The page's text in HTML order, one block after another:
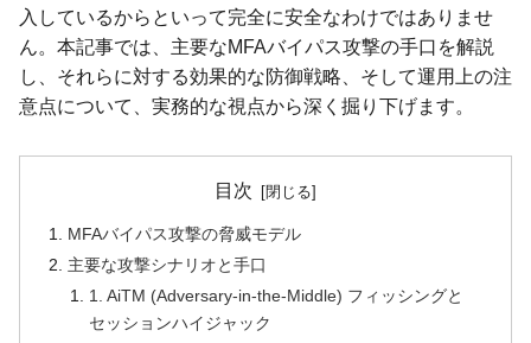
入しているからといって完全に安全なわけではありませ
ん。本記事では、主要なMFAバイパス攻撃の手口を解説
し、それらに対する効果的な防御戦略、そして運用上の注
意点について、実務的な視点から深く掘り下げます。
目次
MFAバイパス攻撃の脅威モデル
主要な攻撃シナリオと手口
1. AiTM (Adversary-in-the-Middle) フィッシングと
セッションハイジャック